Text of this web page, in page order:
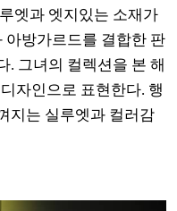
엣과 엣지있는 소재가
아방가르드를 결합한 판
. 그녀의 컬렉션을 본 해
자인으로 표현한다. 행
지는 실루엣과 컬러감